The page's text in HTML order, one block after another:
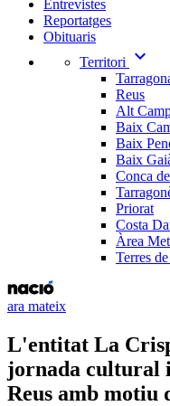
Entrevistes
Reportatges
Obituaris
Territori
expand_more
Reus
Alt
Baix
Baix
Baix
Conca
Priorat
Costa
Àrea
Terres
ara mateix
L'entitat La
jornada cultural
Reus amb motiu